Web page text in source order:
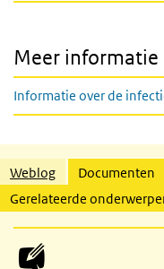
Meer informatie
Informatie over de
Gerelateerde
Weblog Documenten
Gerelateerde